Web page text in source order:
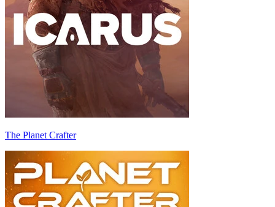
The Planet Crafter